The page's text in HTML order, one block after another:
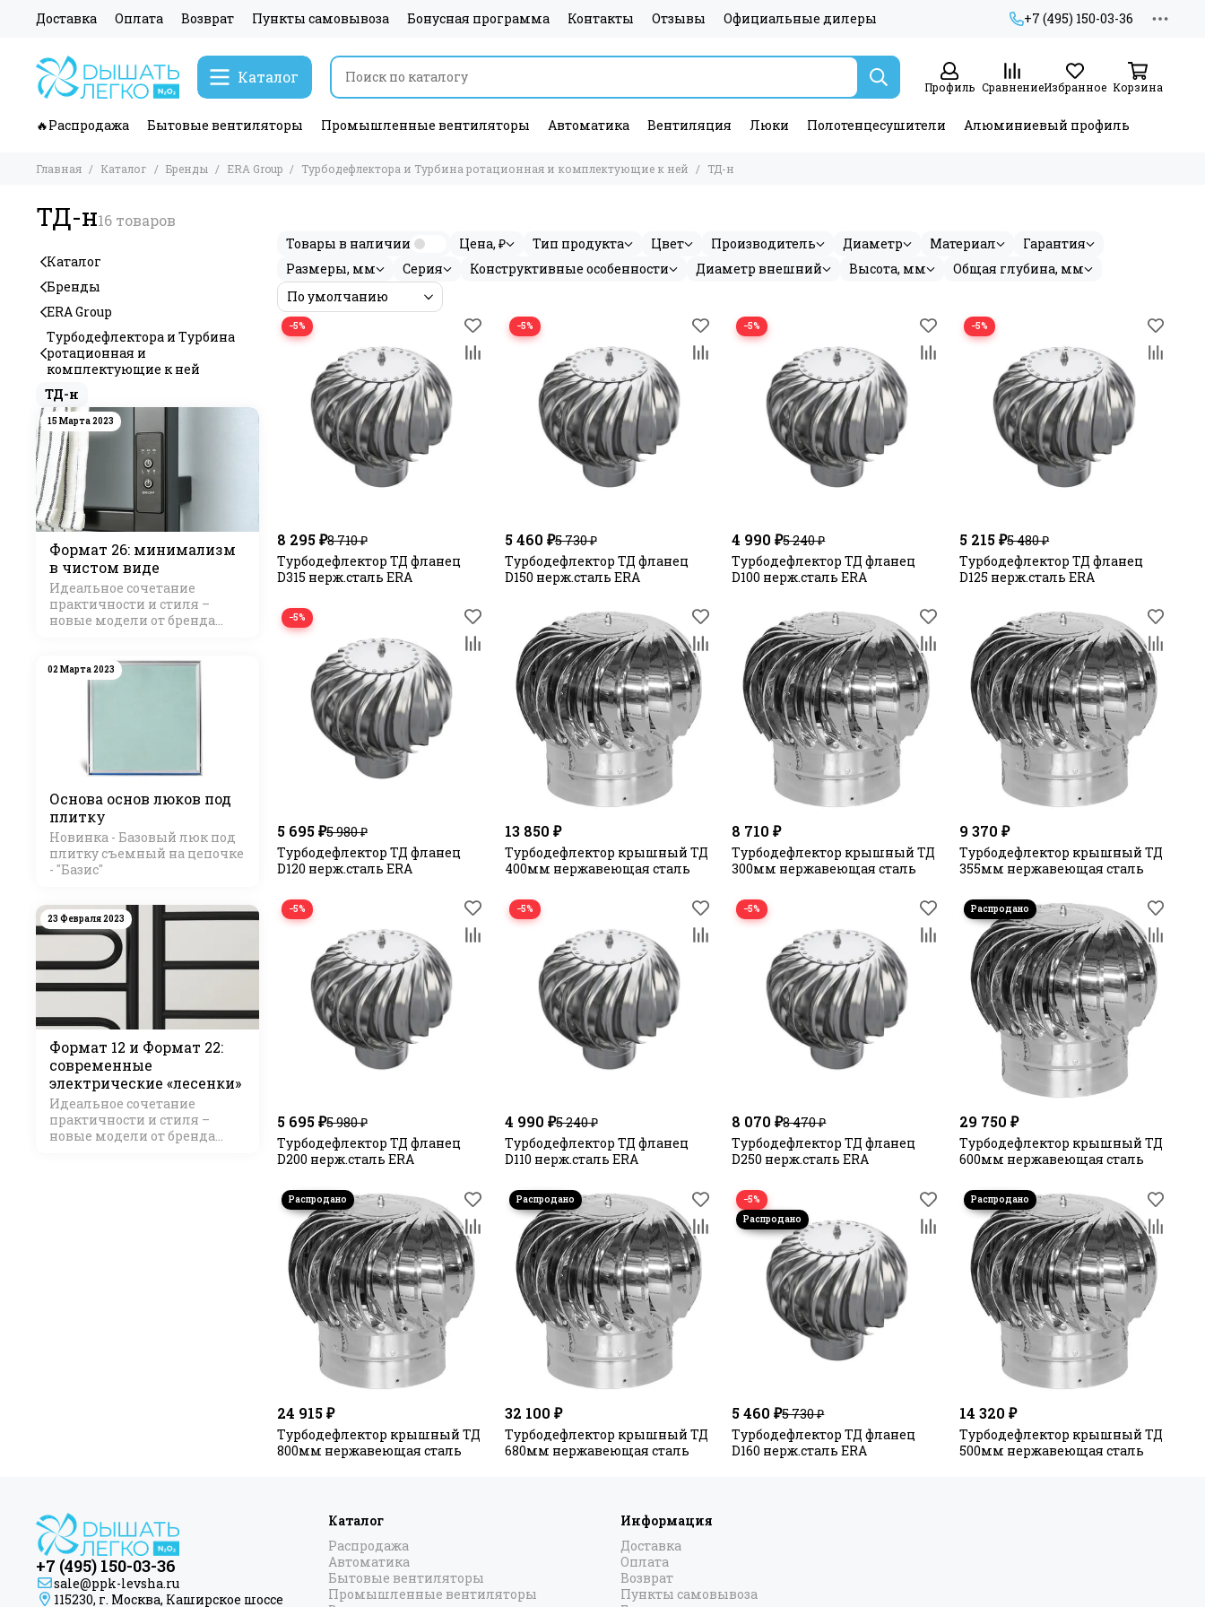
Доставка Оплата Возврат Пункты самовывоза Бонусная программа Контакты Отзывы Официальные дилеры +7 (495) 150-03-36
Каталог
Профиль СравнениеИзбранное Корзина
🔥Распродажа Бытовые вентиляторы Промышленные вентиляторы Автоматика Вентиляция Люки Полотенцесушители Алюминиевый профиль
Главная Каталог Бренды ERA Group Турбодефлектора и Турбина ротационная и комплектующие к ней ТД-н
ТД-н
Товары в наличии Цена, ₽ Тип продукта Цвет Производитель Диаметр Материал
Гарантия
Размеры, мм
Серия Конструктивные особенности Диаметр внешний Высота, мм Общая глубина, мм
−5%
8 295 ₽8 710 ₽
Турбодефлектор ТД фланец
D315 нерж.сталь ERA
−5%
5 460 ₽5 730 ₽
Турбодефлектор ТД фланец
D150 нерж.сталь ERA
−5%
4 990 ₽5 240 ₽
Турбодефлектор ТД фланец
D100 нерж.сталь ERA
−5%
5 215 ₽5 480 ₽
Турбодефлектор ТД фланец
D125 нерж.сталь ERA
−5%
5 695 ₽5 980 ₽
Турбодефлектор ТД фланец
D120 нерж.сталь ERA
13 850 ₽
Турбодефлектор крышный ТД
400мм нержавеющая сталь
8 710 ₽
Турбодефлектор крышный ТД
300мм нержавеющая сталь
9 370 ₽
Турбодефлектор крышный ТД
355мм нержавеющая сталь
−5%
5 695 ₽5 980 ₽
Турбодефлектор ТД фланец
D200 нерж.сталь ERA
−5%
4 990 ₽5 240 ₽
Турбодефлектор ТД фланец
D110 нерж.сталь ERA
−5%
8 070 ₽8 470 ₽
Турбодефлектор ТД фланец
D250 нерж.сталь ERA
29 750 ₽
Турбодефлектор крышный ТД
600мм нержавеющая сталь
24 915 ₽
Турбодефлектор крышный ТД
800мм нержавеющая сталь
32 100 ₽
Турбодефлектор крышный ТД
680мм нержавеющая сталь
−5%
5 460 ₽5 730 ₽
Турбодефлектор ТД фланец
D160 нерж.сталь ERA
14 320 ₽
Турбодефлектор крышный ТД
500мм нержавеющая сталь
Каталог
Бренды
ERA Group
Турбодефлектора и Турбина
ротационная и
комплектующие к ней
ТД-н
15 Марта 2023
Формат 26: минимализм
в чистом виде
Идеальное сочетание
практичности и стиля –
новые модели от бренда
02 Марта 2023
Основа основ люков под
плитку
Новинка - Базовый люк под
плитку съемный на цепочке
- "Базис"
23 Февраля 2023
Формат 12 и Формат 22:
современные
электрические «лесенки»
Идеальное сочетание
практичности и стиля –
новые модели от бренда
+7 (495) 150-03-36
sale@ppk-levsha.ru
115230, г. Москва, Каширское шоссе
Каталог
Распродажа
Автоматика
Бытовые вентиляторы
Промышленные вентиляторы
Информация
Доставка
Оплата
Возврат
Пункты самовывоза